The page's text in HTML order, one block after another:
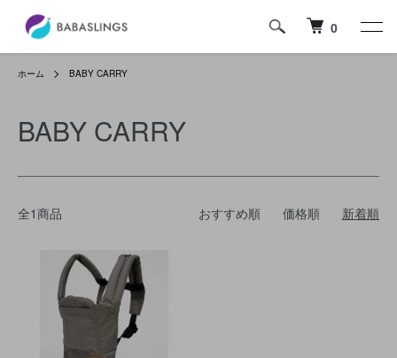
0
ホーム BABY CARRY
BABY CARRY
全1商品 おすすめ順 価格順 新着順